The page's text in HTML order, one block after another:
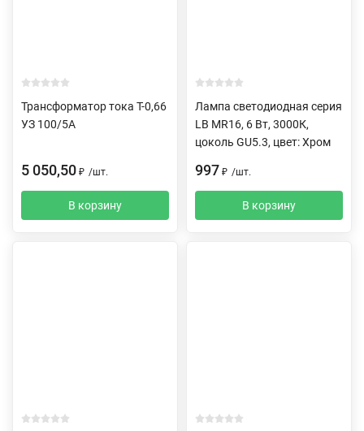
Трансформатор тока Т-0,66
УЗ 100/5А
5 050,50 ₽ /шт.
В корзину
Лампа светодиодная серия
LB MR16, 6 Вт, 3000К,
цоколь GU5.3, цвет: Хром
997 ₽ /шт.
В корзину